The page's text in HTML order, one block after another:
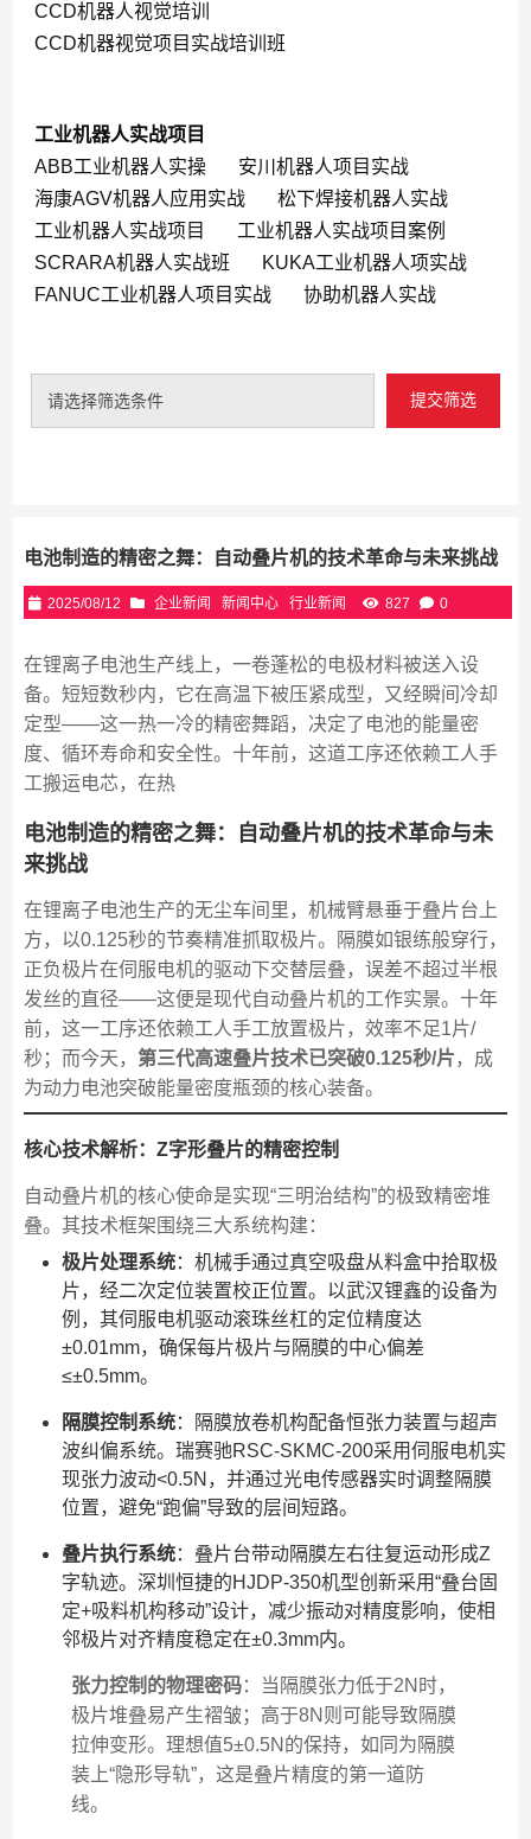
CCD机器人视觉培训
CCD机器视觉项目实战培训班
工业机器人实战项目
ABB工业机器人实操
安川机器人项目实战
海康AGV机器人应用实战
松下焊接机器人实战
工业机器人实战项目
工业机器人实战项目案例
SCRARA机器人实战班
KUKA工业机器人项实战
FANUC工业机器人项目实战
协助机器人实战
请选择筛选条件 提交筛选
电池制造的精密之舞：自动叠片机的技术革命与未来挑战
2025/08/12 企业新闻 新闻中心 行业新闻 827 0
在锂离子电池生产线上，一卷蓬松的电极材料被送入设
备。短短数秒内，它在高温下被压紧成型，又经瞬间冷却
定型——这一热一冷的精密舞蹈，决定了电池的能量密
度、循环寿命和安全性。十年前，这道工序还依赖工人手
工搬运电芯，在热
电池制造的精密之舞：自动叠片机的技术革命与未
来挑战
在锂离子电池生产的无尘车间里，机械臂悬垂于叠片台上
方，以0.125秒的节奏精准抓取极片。隔膜如银练般穿行，
正负极片在伺服电机的驱动下交替层叠，误差不超过半根
发丝的直径——这便是现代自动叠片机的工作实景。十年
前，这一工序还依赖工人手工放置极片，效率不足1片/
秒；而今天， 第三代高速叠片技术已突破0.125秒/片 ，成
为动力电池突破能量密度瓶颈的核心装备。
核心技术解析：Z字形叠片的精密控制
自动叠片机的核心使命是实现“三明治结构”的极致精密堆
叠。其技术框架围绕三大系统构建：
极片处理系统：机械手通过真空吸盘从料盒中拾取极
片，经二次定位装置校正位置。以武汉锂鑫的设备为
例，其伺服电机驱动滚珠丝杠的定位精度达
±0.01mm，确保每片极片与隔膜的中心偏差
≤±0.5mm。
隔膜控制系统：隔膜放卷机构配备恒张力装置与超声
波纠偏系统。瑞赛驰RSC-SKMC-200采用伺服电机实
现张力波动<0.5N，并通过光电传感器实时调整隔膜
位置，避免“跑偏”导致的层间短路。
叠片执行系统：叠片台带动隔膜左右往复运动形成Z
字轨迹。深圳恒捷的HJDP-350机型创新采用“叠台固
定+吸料机构移动”设计，减少振动对精度影响，使相
邻极片对齐精度稳定在±0.3mm内。
张力控制的物理密码：当隔膜张力低于2N时，
极片堆叠易产生褶皱；高于8N则可能导致隔膜
拉伸变形。理想值5±0.5N的保持，如同为隔膜
装上“隐形导轨”，这是叠片精度的第一道防
线。